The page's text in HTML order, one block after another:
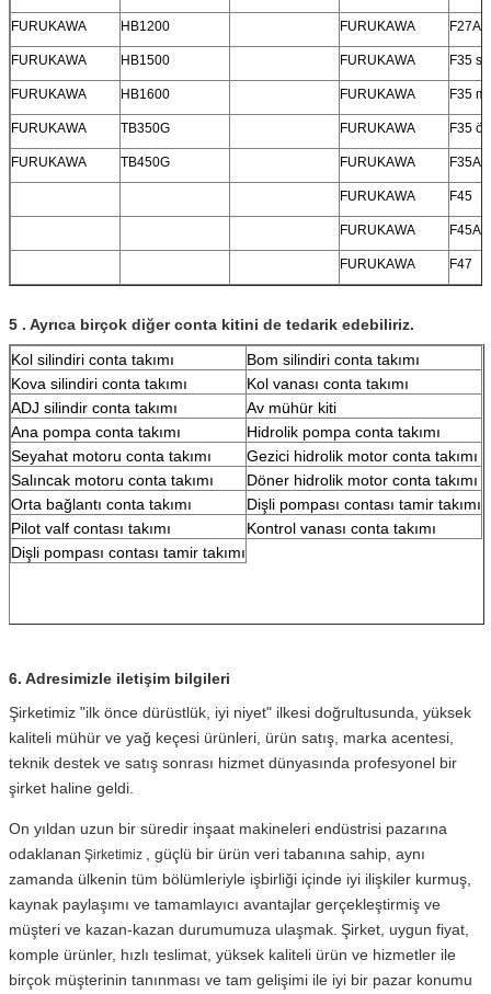
FURUKAWA HB1200 FURUKAWA
FURUKAWA HB1500 FURUKAWA F35
FURUKAWA HB1600 FURUKAWA F35
FURUKAWA TB350G FURUKAWA F35
FURUKAWA TB450G FURUKAWA
FURUKAWA F45
FURUKAWA
FURUKAWA F47
5 . Ayrıca birçok diğer conta kitini de tedarik edebiliriz.
Kol silindiri conta takımı
Bom silindiri conta takımı
Kova silindiri conta takımı
Kol vanası conta takımı
ADJ silindir conta takımı
Av mühür kiti
Ana pompa conta takımı
Hidrolik pompa conta takımı
Seyahat motoru conta takımı
Gezici hidrolik motor conta takımı
Salıncak motoru conta takımı
Döner hidrolik motor conta takımı
Orta bağlantı conta takımı
Dişli pompası contası tamir takımı
Pilot valf contası takımı
Kontrol vanası conta takımı
Dişli pompası contası tamir takımı
6. Adresimizle iletişim bilgileri
Şirketimiz "ilk önce dürüstlük, iyi niyet" ilkesi doğrultusunda, yüksek
kaliteli mühür ve yağ keçesi ürünleri, ürün satış, marka acentesi,
teknik destek ve satış sonrası hizmet dünyasında profesyonel bir
şirket haline geldi.
On yıldan uzun bir süredir inşaat makineleri endüstrisi pazarına
odaklanan Şirketimiz
, güçlü bir ürün veri tabanına sahip, aynı
zamanda ülkenin tüm bölümleriyle işbirliği içinde iyi ilişkiler kurmuş,
kaynak paylaşımı ve tamamlayıcı avantajlar gerçekleştirmiş ve
müşteri ve kazan-kazan durumumuza ulaşmak. Şirket, uygun fiyat,
komple ürünler, hızlı teslimat, yüksek kaliteli ürün ve hizmetler ile
birçok müşterinin tanınması ve tam gelişimi ile iyi bir pazar konumu